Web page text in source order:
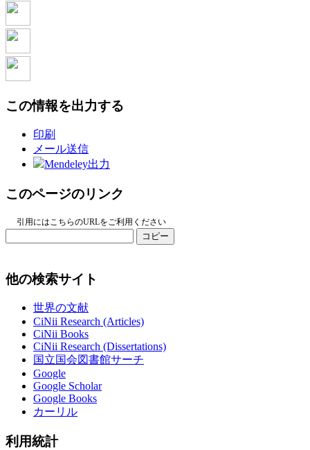
この情報を出力する
印刷
メール送信
Mendeley出力
このページのリンク
引用にはこちらのURLをご利用ください
コピー
他の検索サイト
世界の文献
CiNii Research (Articles)
CiNii Books
CiNii Research (Dissertations)
国立国会図書館サーチ
Google
Google Scholar
Google Books
カーリル
利用統計